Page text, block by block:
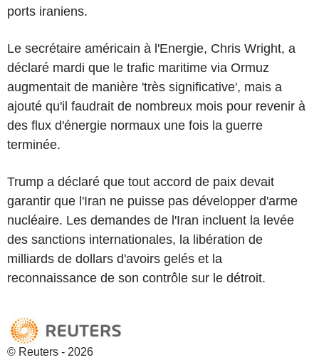
ports iraniens.
Le secrétaire américain à l'Energie, Chris Wright, a
déclaré mardi que le trafic maritime via Ormuz
augmentait de manière 'très significative', mais a
ajouté qu'il faudrait de nombreux mois pour revenir à
des flux d'énergie normaux une fois la guerre
terminée.
Trump a déclaré que tout accord de paix devait
garantir que l'Iran ne puisse pas développer d'arme
nucléaire. Les demandes de l'Iran incluent la levée
des sanctions internationales, la libération de
milliards de dollars d'avoirs gelés et la
reconnaissance de son contrôle sur le détroit.
© Reuters - 2026